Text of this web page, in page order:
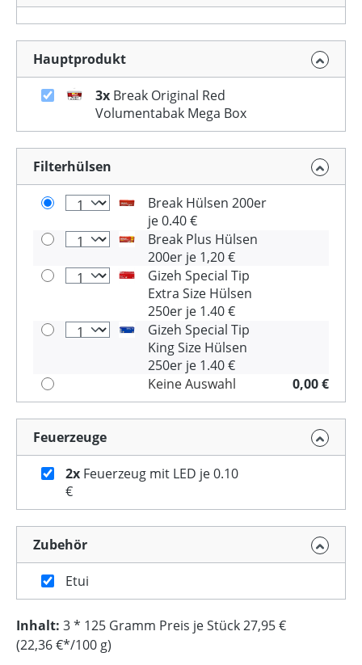
Hauptprodukt
3x Break Original Red
Volumentabak Mega Box
Filterhülsen
Break Hülsen 200er
je 0.40 €
Break Plus Hülsen
200er je 1,20 €
Gizeh Special Tip
Extra Size Hülsen
250er je 1.40 €
Gizeh Special Tip
King Size Hülsen
250er je 1.40 €
Keine Auswahl
0,00 €
Feuerzeuge
2x Feuerzeug mit LED je 0.10
€
Zubehör
Etui
Inhalt: 3 * 125 Gramm Preis je Stück 27,95 €
(22,36 €*/100 g)